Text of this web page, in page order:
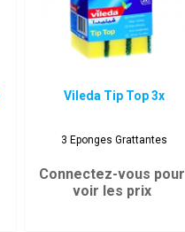
Vileda Tip Top 3x
3 Eponges Grattantes
Connectez-vous pour
voir les prix